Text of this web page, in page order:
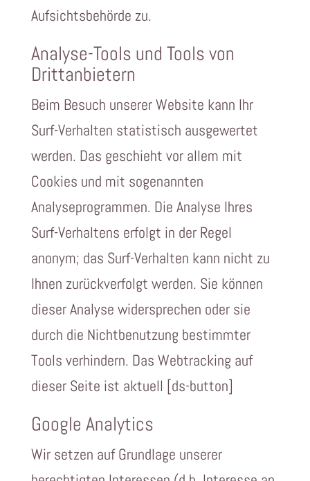
Aufsichtsbehörde zu.
Analyse-Tools und Tools von
Drittanbietern
Beim Besuch unserer Website kann Ihr
Surf-Verhalten statistisch ausgewertet
werden. Das geschieht vor allem mit
Cookies und mit sogenannten
Analyseprogrammen. Die Analyse Ihres
Surf-Verhaltens erfolgt in der Regel
anonym; das Surf-Verhalten kann nicht zu
Ihnen zurückverfolgt werden. Sie können
dieser Analyse widersprechen oder sie
durch die Nichtbenutzung bestimmter
Tools verhindern. Das Webtracking auf
dieser Seite ist aktuell [ds-button]
Google Analytics
Wir setzen auf Grundlage unserer